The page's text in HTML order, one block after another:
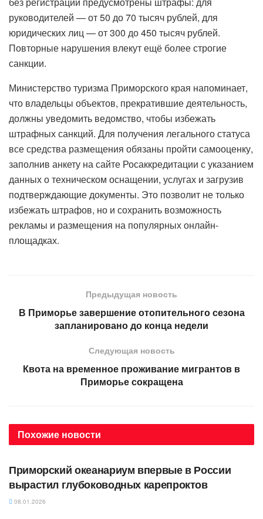
руководителей — от 50 до 70 тысяч рублей, для
юридических лиц — от 300 до 450 тысяч рублей.
Повторные нарушения влекут ещё более строгие
санкции.
Министерство туризма Приморского края напоминает,
что владельцы объектов, прекратившие деятельность,
должны уведомить ведомство, чтобы избежать
штрафных санкций. Для получения легального статуса
все средства размещения обязаны пройти самооценку,
заполнив анкету на сайте Росаккредитации с указанием
данных о техническом оснащении, услугах и загрузив
подтверждающие документы. Это позволит не только
избежать штрафов, но и сохранить возможность
рекламы и размещения на популярных онлайн-
площадках.
Предыдущая новость
В Приморье завершение отопительного сезона
запланировано до конца недели
Следующая новость
Квота на временное проживание мигрантов в
Приморье сокращена
Похожие новости
АВТОРСКОЕ
Приморский океанариум впервые в России
вырастил глубоководных карепроктов
08.01.2026